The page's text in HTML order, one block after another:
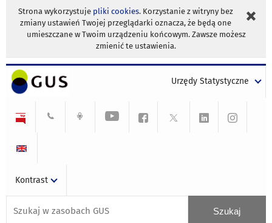
Strona wykorzystuje pliki cookies. Korzystanie z witryny bez
zmiany ustawień Twojej przeglądarki oznacza, że będą one
umieszczane w Twoim urządzeniu końcowym. Zawsze możesz
zmienić te ustawienia.
Urzędy Statystyczne
Kontrast